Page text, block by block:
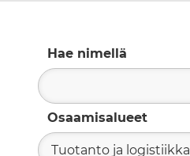
Hae nimellä
Osaamisalueet
Tuotanto ja logistiikka